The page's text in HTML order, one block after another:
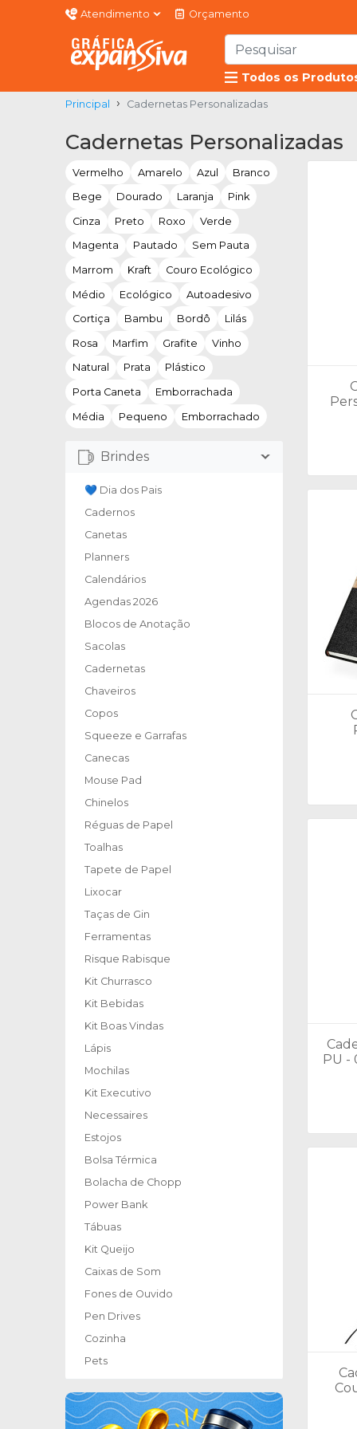
Atendimento Orçamento
Todos os
Principal Cadernetas Personalizadas
Cadernetas Personalizadas
Vermelho Amarelo Azul Branco
Bege Dourado Laranja Pink
Cinza Preto Roxo Verde
Magenta Pautado Sem Pauta
Marrom Kraft Couro Ecológico
Médio Ecológico Autoadesivo
Cortiça Bambu Bordô Lilás
Rosa Marfim Grafite Vinho
Natural Prata Plástico
Porta Caneta Emborrachada
Média Pequeno Emborrachado
Brindes
💙 Dia dos Pais
Cadernos
Canetas
Planners
Calendários
Agendas 2026
Blocos de Anotação
Sacolas
Cadernetas
Chaveiros
Copos
Squeeze e Garrafas
Canecas
Mouse Pad
Chinelos
Réguas de Papel
Toalhas
Tapete de Papel
Lixocar
Taças de Gin
Ferramentas
Risque Rabisque
Kit Churrasco
Kit Bebidas
Kit Boas Vindas
Lápis
Mochilas
Kit Executivo
Necessaires
Estojos
Bolsa Térmica
Bolacha de Chopp
Power Bank
Tábuas
Kit Queijo
Caixas de Som
Fones de Ouvido
Pen Drives
Cozinha
Pets
PU -